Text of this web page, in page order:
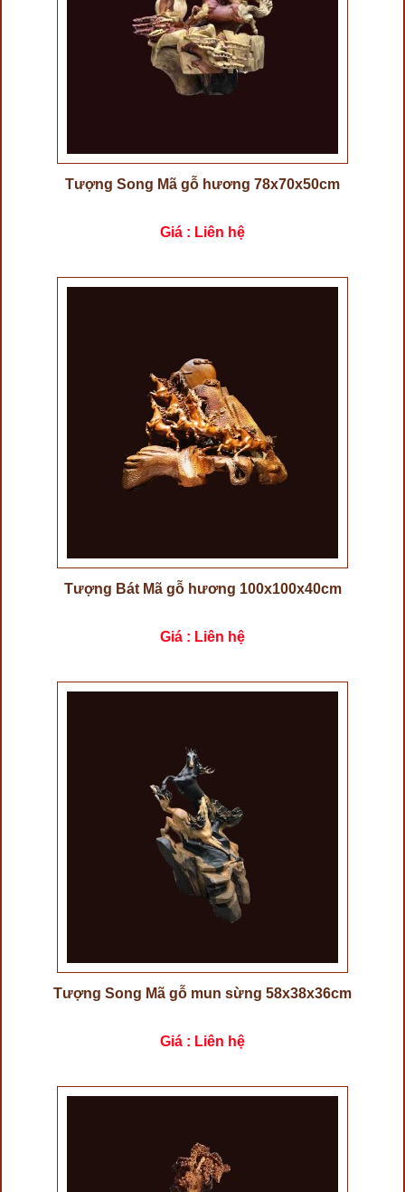
Tượng Song Mã gỗ hương 78x70x50cm
Giá : Liên hệ
Tượng Bát Mã gỗ hương 100x100x40cm
Giá : Liên hệ
Tượng Song Mã gỗ mun sừng 58x38x36cm
Giá : Liên hệ